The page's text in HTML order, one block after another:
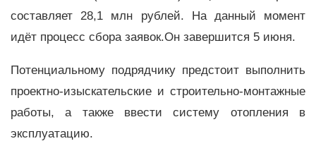
составляет 28,1 млн рублей. На данный момент
идёт процесс сбора заявок.Он завершится 5 июня.
Потенциальному подрядчику предстоит выполнить
проектно-изыскательские и строительно-монтажные
работы, а также ввести систему отопления в
эксплуатацию.